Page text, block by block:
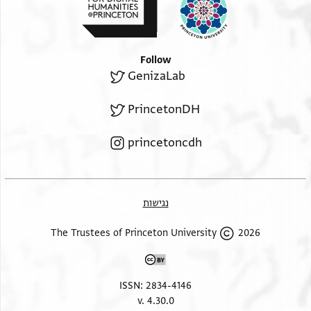
וגיורת ושפחה משלחי[ן
לוי ואי משה //אשה// מצרית כב[
מצרים ארבע[י]ם מיני גויים [
חלות הנה ברמלה בשוק [
Follow
GenizaLab
PrincetonDH
princetoncdh
נגישות
2026 The Trustees of Princeton University
ISSN: 2834-4146
v. 4.30.0